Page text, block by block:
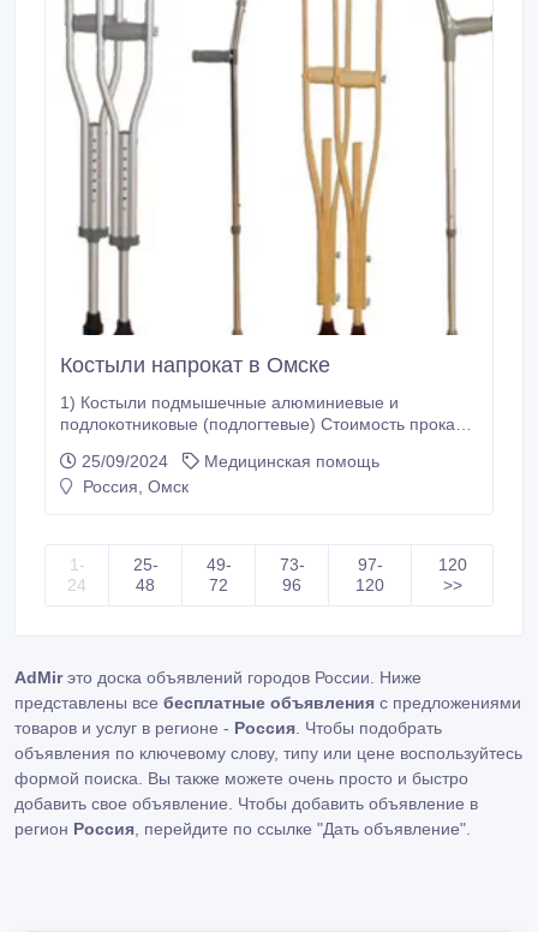
Костыли напрокат в Омске
1) Костыли подмышечные алюминиевые и
подлокотниковые (подлогтевые) Стоимость проката
сутки, 3-ий месяц 8 рублей/сутки, 4-ий месяц 7
рублей/сутки, 5-ий месяц 7 рублей/сутки, 6-ий месяц
рублей/сутки, 3-ий месяц 8 рублей/сутки, 4-ий месяц
5 рублей/сутки, 5-ий месяц 5 рублей/сутки, 6-ий
25/09/2024
Медицинская помощь
Россия, Омск
1-
24
25-
48
49-
72
73-
96
97-
120
120
>>
AdMirэто доска объявлений городов России. Ниже
представлены все бесплатные объявления с предложениями
товаров и услуг в регионе - Россия . Чтобы подобрать
объявления по ключевому слову, типу или цене воспользуйтесь
формой поиска. Вы также можете очень просто и быстро
добавить свое объявление. Чтобы добавить объявление в
регион Россия , перейдите по ссылке "Дать объявление"